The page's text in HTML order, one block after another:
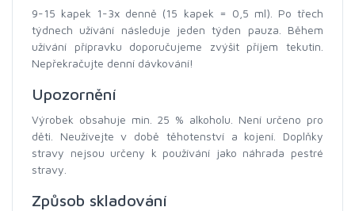
9-15 kapek 1-3x denně (15 kapek = 0,5 ml). Po třech
týdnech užívání následuje jeden týden pauza. Během
užívání přípravku doporučujeme zvýšit příjem tekutin.
Nepřekračujte denní dávkování!
Upozornění
Výrobek obsahuje min. 25 % alkoholu. Není určeno pro
děti. Neužívejte v době těhotenství a kojení. Doplňky
stravy nejsou určeny k používání jako náhrada pestré
stravy.
Způsob skladování